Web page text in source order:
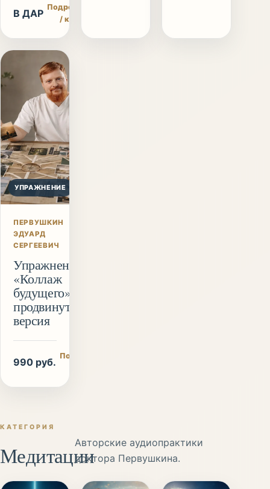
В ДАР
Подробнее
/ купить
УПРАЖНЕНИЕ
ПЕРВУШКИН
ЭДУАРД
СЕРГЕЕВИЧ
Упражнение
«Коллаж
будущего»
продвинутая
версия
990 руб.
Подробнее
КАТЕГОРИЯ
МедитацииАвторские аудиопрактики
доктора Первушкина.